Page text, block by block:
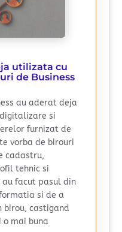
utilizata cu
de Business
au aderat deja
si
furnizat de
vorba de birouri
cadastru,
tehnic si
facut pasul din
si de a
birou, castigand
mai buna